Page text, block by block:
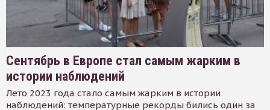
Сентябрь в Европе стал самым жарким в
истории наблюдений
Лето 2023 года стало самым жарким в истории
наблюдений: температурные рекорды бились один за